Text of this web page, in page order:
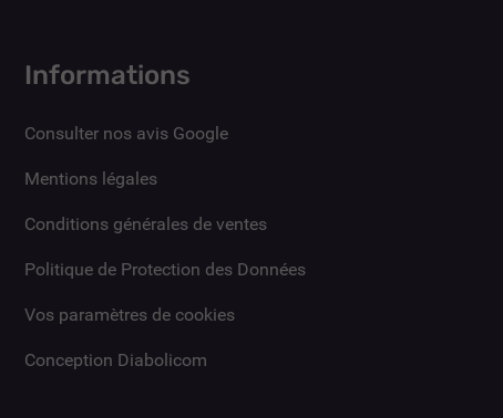
Informations
Consulter nos avis Google
Mentions légales
Conditions générales de ventes
Politique de Protection des Données
Vos paramètres de cookies
Conception Diabolicom